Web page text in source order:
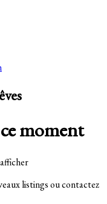
moment
listings ou contactez